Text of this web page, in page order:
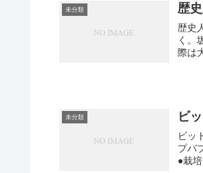
未分類 歴
歴史
く。
際は
未分類 ビ
ビッ
プバ
●栽